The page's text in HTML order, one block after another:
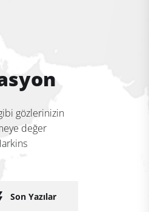
gözlerinizin
değer
Son Yazılar